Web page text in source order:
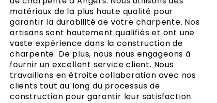
matériaux de la plus haute qualité pour
garantir la durabilité de votre charpente. Nos
artisans sont hautement qualifiés et ont une
vaste expérience dans la construction de
charpente. De plus, nous nous engageons à
fournir un excellent service client. Nous
travaillons en étroite collaboration avec nos
clients tout au long du processus de
construction pour garantir leur satisfaction.